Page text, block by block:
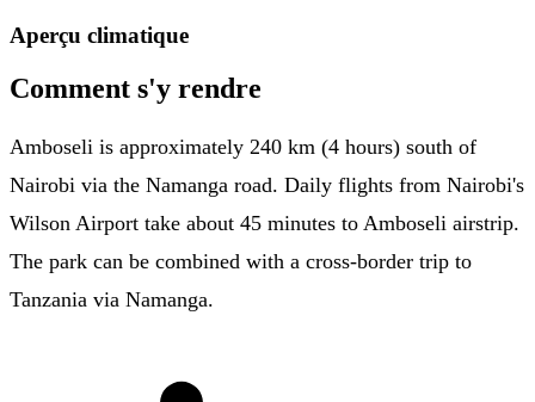
Aperçu climatique
Comment s'y rendre
Amboseli is approximately 240 km (4 hours) south of
Nairobi via the Namanga road. Daily flights from Nairobi's
Wilson Airport take about 45 minutes to Amboseli airstrip.
The park can be combined with a cross-border trip to
Tanzania via Namanga.